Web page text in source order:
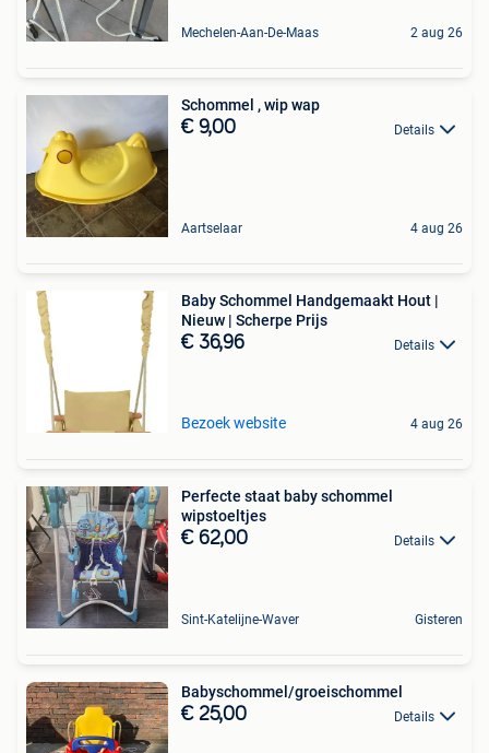
Mechelen-Aan-De-Maas 2 aug 26
Schommel , wip wap
€ 9,00 Details
Aartselaar 4 aug 26
Baby Schommel Handgemaakt Hout |
Nieuw | Scherpe Prijs
€ 36,96 Details
Bezoek website 4 aug 26
Perfecte staat baby schommel
wipstoeltjes
€ 62,00 Details
Sint-Katelijne-Waver Gisteren
Babyschommel/groeischommel
€ 25,00 Details